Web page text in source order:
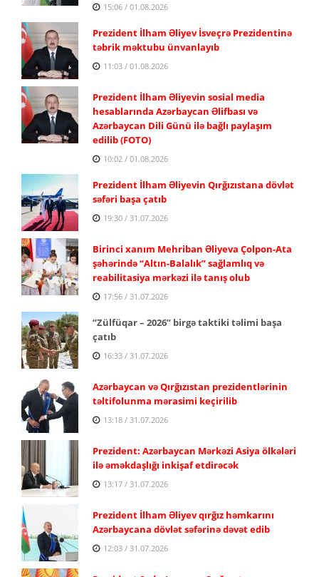
15:06 / 01.08.2026
Prezident İlham Əliyev İsveçrə Prezidentinə
təbrik məktubu ünvanlayıb
11:03 / 01.08.2026
Prezident İlham Əliyevin sosial media
hesablarında Azərbaycan Əlifbası və
Azərbaycan Dili Günü ilə bağlı paylaşım
edilib (FOTO)
10:02 / 01.08.2026
Prezident İlham Əliyevin Qırğızıstana dövlət
səfəri başa çatıb
19:30 / 31.07.2026
Birinci xanım Mehriban Əliyeva Çolpon-Ata
şəhərində “Altın-Balalık” sağlamlıq və
reabilitasiya mərkəzi ilə tanış olub
17:56 / 31.07.2026
“Zülfüqar – 2026” birgə taktiki təlimi başa
çatıb
16:33 / 31.07.2026
Azərbaycan və Qırğızıstan prezidentlərinin
təltifolunma mərasimi keçirilib
13:18 / 31.07.2026
Prezident: Azərbaycan Mərkəzi Asiya ölkələri
ilə əməkdaşlığı inkişaf etdirəcək
13:17 / 31.07.2026
Prezident İlham Əliyev qırğız həmkarını
Azərbaycana dövlət səfərinə dəvət edib
12:03 / 31.07.2026